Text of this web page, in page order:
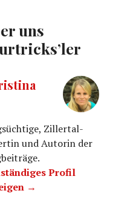
uns
Zillertal-
und Autorin der
Profil
→